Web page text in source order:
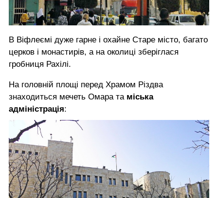
В Віфлеємі дуже гарне і охайне Старе місто, багато
церков і монастирів, а на околиці зберіглася
гробниця Рахілі.
На головній площі перед Храмом Різдва
знаходиться мечеть Омара та міська
адміністрація: